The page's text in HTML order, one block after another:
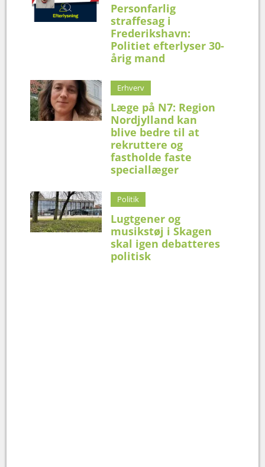
Personfarlig
straffesag i
Frederikshavn:
Politiet efterlyser 30-
årig mand
Erhverv
Læge på N7: Region
Nordjylland kan
blive bedre til at
rekruttere og
fastholde faste
speciallæger
Politik
Lugtgener og
musikstøj i Skagen
skal igen debatteres
politisk